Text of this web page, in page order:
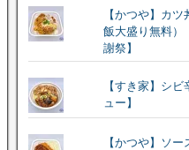
【かつや】カ
飯大盛り無料）
謝祭】
【すき家】シ
ュー】
【かつや】ソ